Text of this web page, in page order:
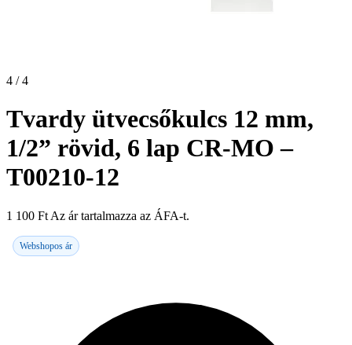
4 / 4
Tvardy ütvecsőkulcs 12 mm,
1/2” rövid, 6 lap CR-MO –
T00210-12
1 100 Ft Az ár tartalmazza az ÁFA-t.
Webshopos ár